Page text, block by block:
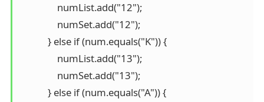
                numList.add("12");
                numSet.add("12");
            } else if (num.equals("K")) {
                numList.add("13");
                numSet.add("13");
            } else if (num.equals("A")) {